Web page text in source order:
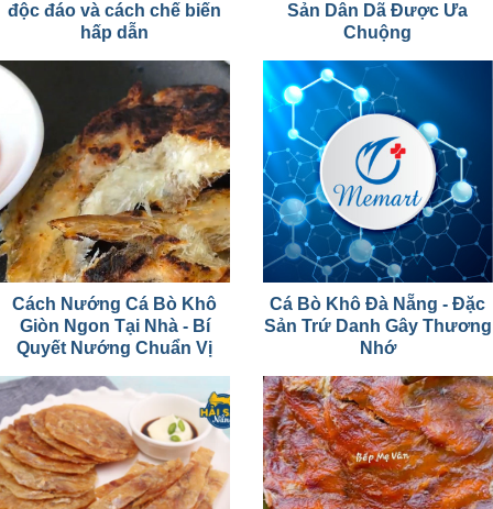
độc đáo và cách chế biến
hấp dẫn
Sản Dân Dã Được Ưa
Chuộng
Cách Nướng Cá Bò Khô
Giòn Ngon Tại Nhà - Bí
Quyết Nướng Chuẩn Vị
Cá Bò Khô Đà Nẵng - Đặc
Sản Trứ Danh Gây Thương
Nhớ